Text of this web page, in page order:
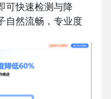
可快速检测与降
自然流畅，专业度